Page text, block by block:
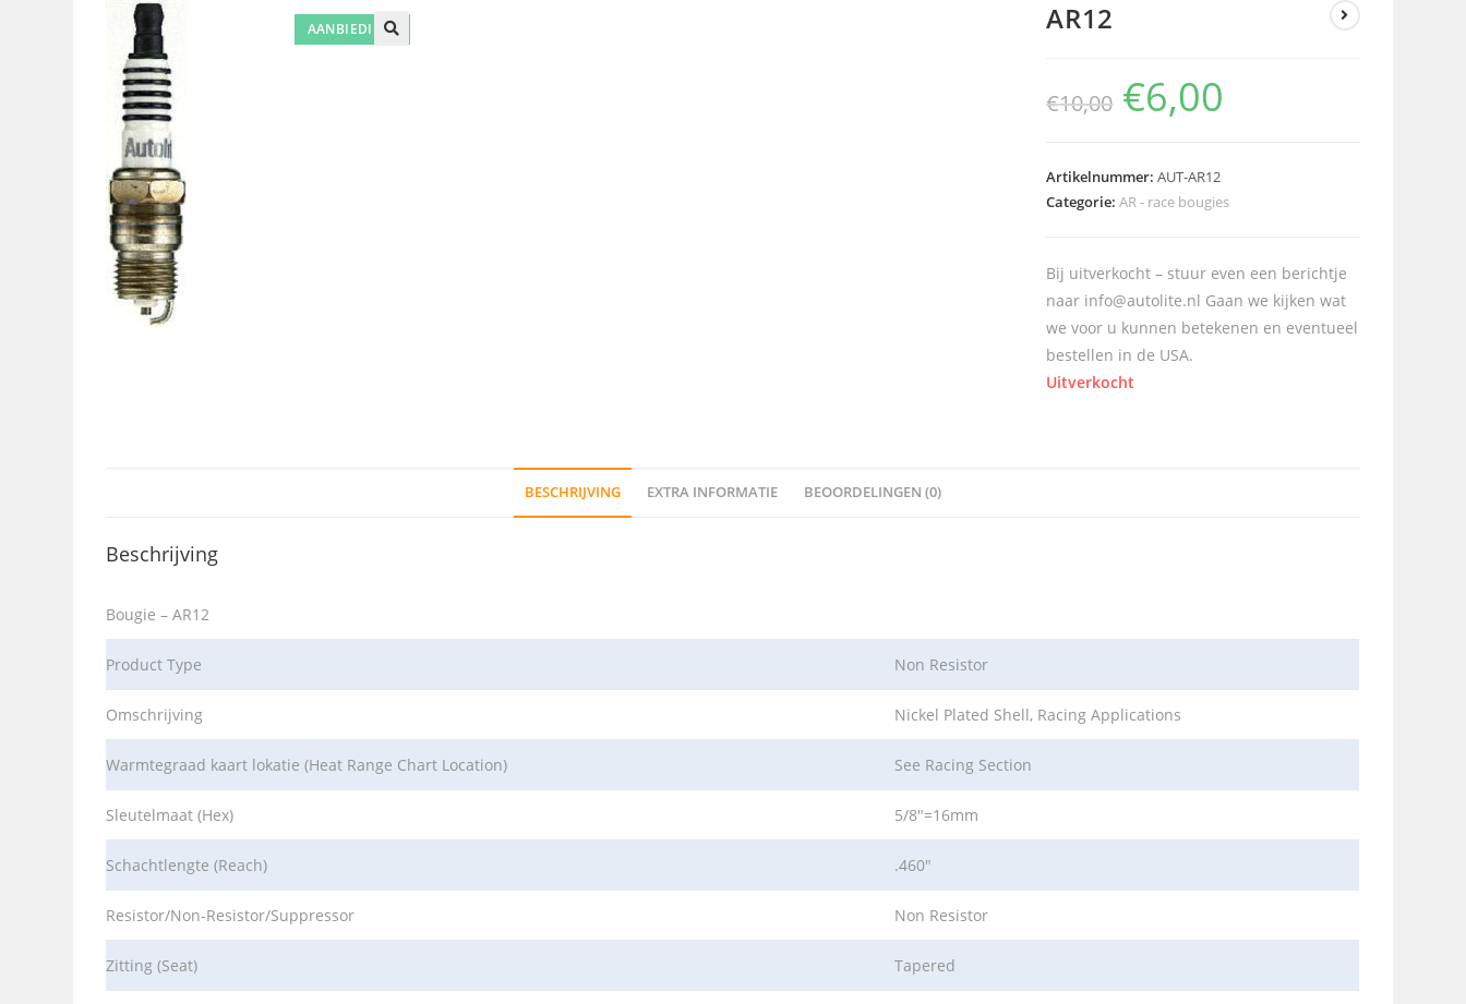
AANBIEDING! AR12
€10,00 €6,00
Artikelnummer:AUT-AR12
Categorie:AR - race bougies
Bij uitverkocht – stuur even een berichtje
naar info@autolite.nl Gaan we kijken wat
we voor u kunnen betekenen en eventueel
bestellen in de USA.
Uitverkocht
BESCHRIJVING EXTRA INFORMATIE BEOORDELINGEN (0)
Beschrijving
Bougie – AR12
Product Type Non Resistor
Omschrijving Nickel Plated Shell, Racing Applications
Warmtegraad kaart lokatie (Heat Range Chart Location) See Racing Section
Sleutelmaat (Hex) 5/8″=16mm
Schachtlengte (Reach) .460″
Resistor/Non-Resistor/Suppressor Non Resistor
Zitting (Seat) Tapered